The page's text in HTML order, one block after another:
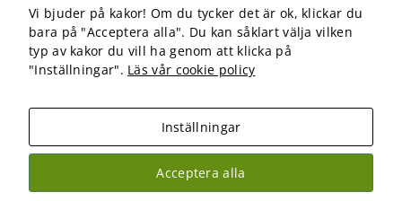
Förbundet
Om cookies
Copyright 2026 Fysioterapi | All Rights Reserved
Facebook
Instagram
Vi bjuder på kakor! Om du tycker det är ok, klickar du
bara på "Acceptera alla". Du kan såklart välja vilken
typ av kakor du vill ha genom att klicka på
"Inställningar". Läs vår cookie policy
Inställningar
Acceptera alla
hemsidans
funktionalitet
och
uppbyggnad,
baserat på
hemsidan
används.
Upplevelse